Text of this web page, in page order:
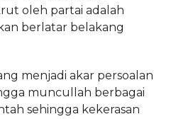
oleh partai adalah
berlatar belakang
menjadi akar persoalan
muncullah berbagai
sehingga kekerasan